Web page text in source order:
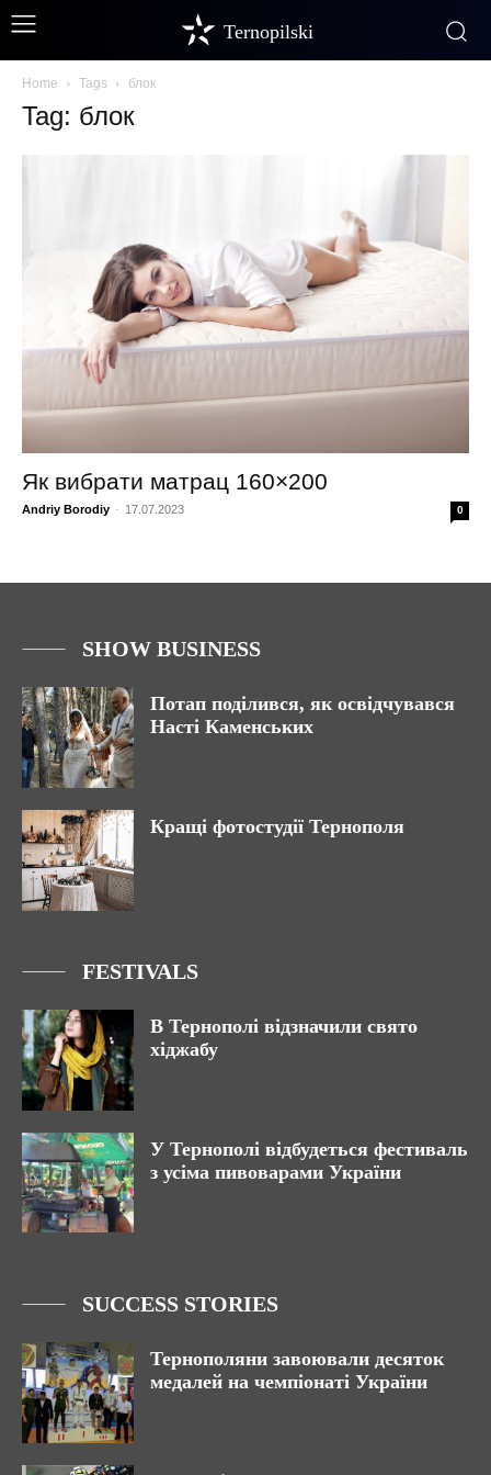
Ternopilski
Home Tags блок
Tag: блок
Як вибрати матрац 160×200
Andriy Borodiy - 17.07.2023 0
SHOW BUSINESS
Потап поділився, як освідчувався
Насті Каменських
Кращі фотостудії Тернополя
FESTIVALS
В Тернополі відзначили свято
хіджабу
У Тернополі відбудеться фестиваль
з усіма пивоварами України
SUCCESS STORIES
Тернополяни завоювали десяток
медалей на чемпіонаті України